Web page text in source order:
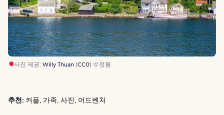
사진 제공: Willy Thuan(CC0) 수정됨
추천: 커플, 가족, 사진, 어드벤처